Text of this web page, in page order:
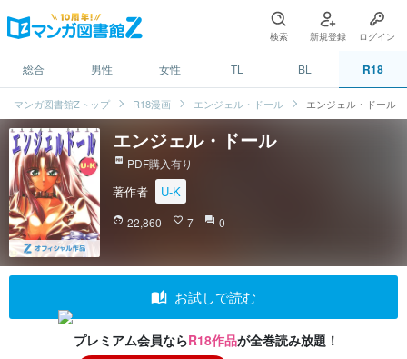
検索 新規登録 ログイン
総合 男性 女性 TL BL R18
マンガ図書館Zトップ R18漫画 エンジェル・ドール エンジェル・ドール
エンジェル・ドール
picture_as_pdf PDF購入有り
著作者 U-K
face 22,860 favorite_border 7 question_answer 0
auto_stories お試しで読む
プレミアム会員ならR18作品が全巻読み放題！